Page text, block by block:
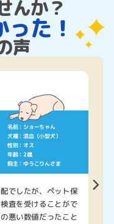
んか？
た！
声
名前：ショーちゃん
犬種：混血（小型犬）
性別：オス
年齢：2歳
飼主：ゆうこりんさま
でしたが、ペット保
査を受けることがで
悪い数値だったこと